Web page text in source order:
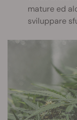
mature ed
sviluppare